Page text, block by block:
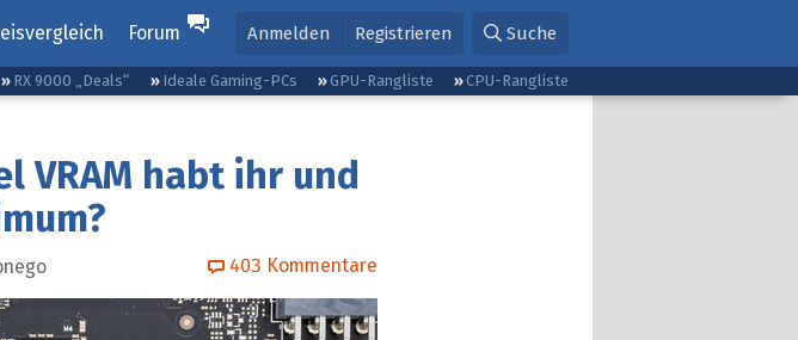
Forum Anmelden Registrieren Suche
RX 9000 „Deals“ Ideale Gaming-PCs GPU-Rangliste CPU-Rangliste
VRAM habt ihr und
403 Kommentare